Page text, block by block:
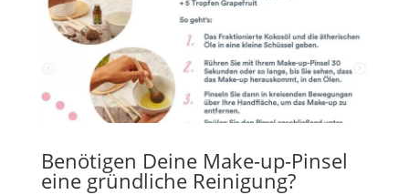
Benötigen Deine Make-up-Pinsel
eine gründliche Reinigung?